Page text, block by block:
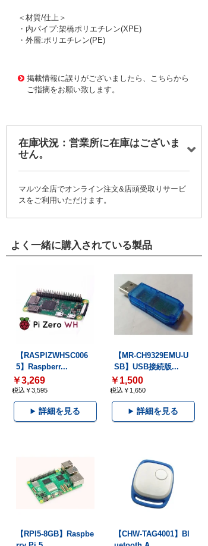
＜材質/仕上＞
・内パイプ:架橋ポリエチレン(XPE)
・外層:ポリエチレン(PE)
掲載情報に誤りがございましたら、こちらから
ご指摘をお願い致します。
在庫状況：営業所に在庫はございま
せん。
マルツ全店でオンライン注文&店頭受取りサービ
スをご利用いただけます。
よく一緒に購入されている製品
【RASPIZWHSC006
5】Raspberr...
￥3,269
税込￥3,595
詳細を見る
【MR-CH9329EMU-U
SB】USB接続版...
￥1,500
税込￥1,650
詳細を見る
【RPI5-8GB】Raspbe
【CHW-TAG4001】Bl